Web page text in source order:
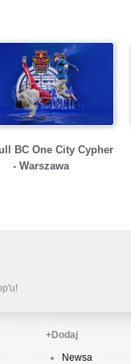
BC One City Cypher
- Warszawa
+Dodaj
Newsa